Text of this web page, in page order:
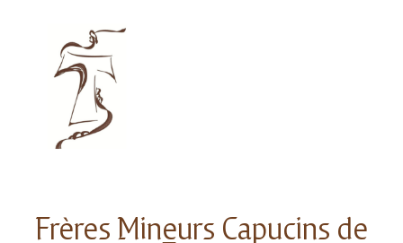
Frères Mineurs Capucins de